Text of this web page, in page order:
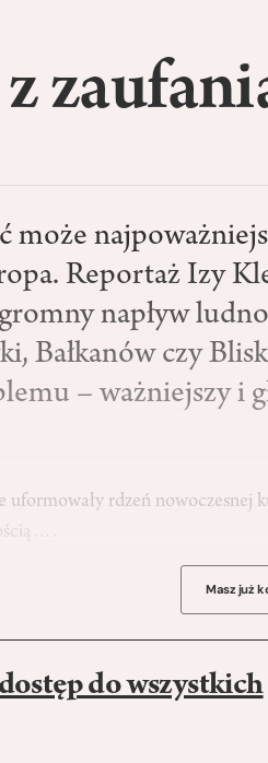
może
Reportaż Izy
napływ
Bałkanów czy
– ważniejszy i
uformowały rdzeń nowoczesnej
Masz już
do wszystkich